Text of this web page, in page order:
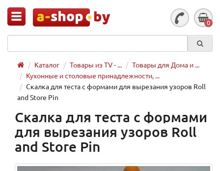
0
Каталог Товары из TV - ...
Товары для Дома и ...
Кухонные и столовые принадлежности, ...
Скалка для теста с формами для вырезания узоров Roll
and Store Pin
Скалка для теста с формами
для вырезания узоров Roll
and Store Pin